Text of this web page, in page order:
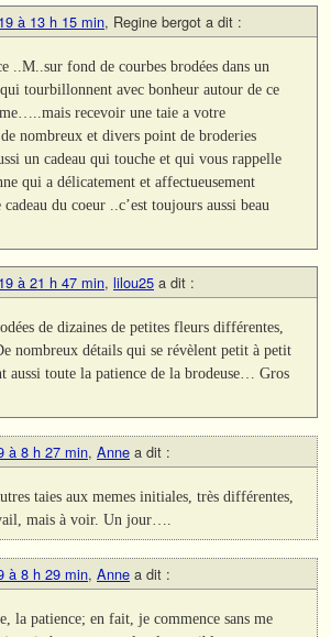
à 13 h 15 min, Regine bergot a dit :
..M..sur fond de courbes brodées dans un
tourbillonnent avec bonheur autour de ce
recevoir une taie a votre
nombreux et divers point de broderies
un cadeau qui touche et qui vous rappelle
qui a délicatement et affectueusement
du coeur ..c’est toujours aussi beau
à 21 h 47 min, lilou25 a dit :
de dizaines de petites fleurs différentes,
nombreux détails qui se révèlent petit à petit
aussi toute la patience de la brodeuse… Gros
à 8 h 27 min, Anne a dit :
taies aux memes initiales, très différentes,
mais à voir. Un jour….
à 8 h 29 min, Anne a dit :
la patience; en fait, je commence sans me